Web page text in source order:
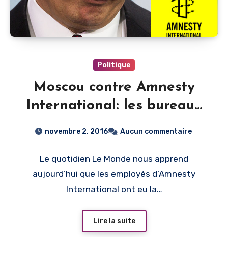
Politique
Moscou contre Amnesty
International: les bureaux
de l’ONG mis sous scellés
novembre 2, 2016 Aucun commentaire
Le quotidien Le Monde nous apprend
aujourd’hui que les employés d’Amnesty
International ont eu la…
Lire la suite